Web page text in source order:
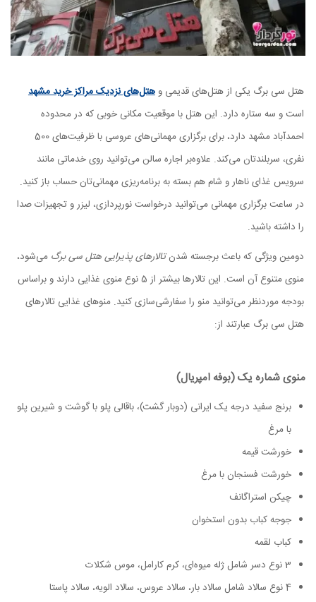
هتل سی برگ یکی از هتل‌های قدیمی وهتل‌های نزدیک مراکز خرید مشهد
است و سه ستاره دارد. این هتل با موقعیت مکانی خوبی که در محدوده
احمدآباد مشهد دارد، برای برگزاری مهمانی‌های عروسی با ظرفیت‌های 500
نفری، سربلندتان می‌کند. علاوه‌بر اجاره سالن می‌توانید روی خدماتی مانند
سرویس غذای ناهار و شام هم بسته به برنامه‌ریزی مهمانی‌تان حساب باز کنید.
در ساعت برگزاری مهمانی می‌توانید درخواست نورپردازی، لیزر و تجهیزات صدا
را داشته باشید.
دومین ویژگی که باعث برجسته شدنتالارهای پذیرایی هتل سی برگ می‌شود،
منوی متنوع آن است. این تالارها بیشتر از 5 نوع منوی غذایی دارند و براساس
بودجه‌ موردنظر می‌توانید منو را سفارشی‌سازی کنید. منوهای غذایی تالارهای
هتل سی برگ عبارتند از:
منوی شماره یک (بوفه امپریال)
برنج سفید درجه یک ایرانی (دوبار گشت)، باقالی پلو با گوشت و شیرین پلو
با مرغ
خورشت قیمه
خورشت فسنجان با مرغ
چیکن استراگانف
جوجه کباب بدون استخوان
کباب لقمه
3 نوع دسر شامل ژله میوه‌ای، کرم کارامل، موس شکلات
4 نوع سالاد شامل سالاد بار، سالاد عروس، سالاد الویه، سالاد پاستا